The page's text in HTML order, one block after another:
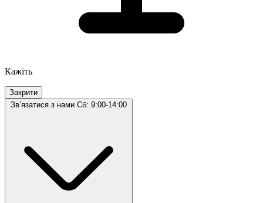
Кажіть
Закрити
Звʼязатися з нами Сб: 9:00-14:00